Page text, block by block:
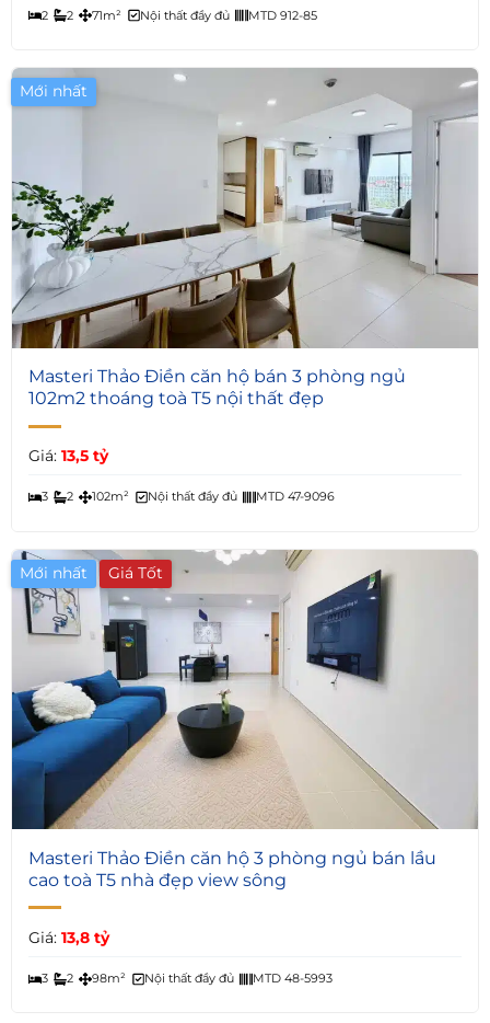
2 2 71m² Nội thất đầy đủ MTD 912-85
Mới nhất
7
Masteri Thảo Điền căn hộ bán 3 phòng ngủ
102m2 thoáng toà T5 nội thất đẹp
Giá: 13,5 tỷ
3 2 102m² Nội thất đầy đủ MTD 47-9096
Mới nhất Giá Tốt
6
Masteri Thảo Điền căn hộ 3 phòng ngủ bán lầu
cao toà T5 nhà đẹp view sông
Giá: 13,8 tỷ
3 2 98m² Nội thất đầy đủ MTD 48-5993